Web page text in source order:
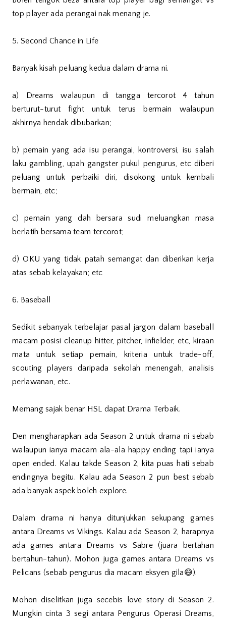
top player ada perangai nak menang je.
5. Second Chance in Life
Banyak kisah peluang kedua dalam drama ni.
a) Dreams walaupun di tangga tercorot 4 tahun
berturut-turut fight untuk terus bermain walaupun
akhirnya hendak dibubarkan;
b) pemain yang ada isu perangai, kontroversi, isu salah
laku gambling, upah gangster pukul pengurus, etc diberi
peluang untuk perbaiki diri, disokong untuk kembali
bermain, etc;
c) pemain yang dah bersara sudi meluangkan masa
berlatih bersama team tercorot;
d) OKU yang tidak patah semangat dan diberikan kerja
atas sebab kelayakan; etc
6. Baseball
Sedikit sebanyak terbelajar pasal jargon dalam baseball
macam posisi cleanup hitter, pitcher, infielder, etc, kiraan
mata untuk setiap pemain, kriteria untuk trade-off,
scouting players daripada sekolah menengah, analisis
perlawanan, etc.
Memang sajak benar HSL dapat Drama Terbaik.
Den mengharapkan ada Season 2 untuk drama ni sebab
walaupun ianya macam ala-ala happy ending tapi ianya
open ended. Kalau takde Season 2, kita puas hati sebab
endingnya begitu. Kalau ada Season 2 pun best sebab
ada banyak aspek boleh explore.
Dalam drama ni hanya ditunjukkan sekupang games
antara Dreams vs Vikings. Kalau ada Season 2, harapnya
ada games antara Dreams vs Sabre (juara bertahan
bertahun-tahun). Mohon juga games antara Dreams vs
Pelicans (sebab pengurus dia macam eksyen gila😅).
Mohon diselitkan juga secebis love story di Season 2.
Mungkin cinta 3 segi antara Pengurus Operasi Dreams,